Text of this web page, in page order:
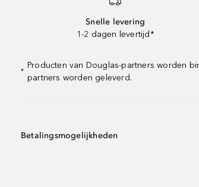
Snelle levering
1-2 dagen levertijd*
*
Producten van Douglas-partners worden
partners worden geleverd.
Betalingsmogelijkheden